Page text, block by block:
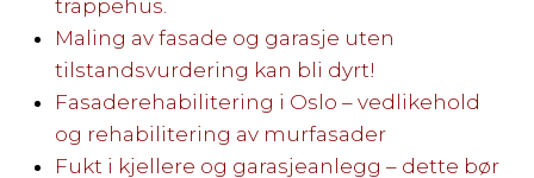
trappehus.
Maling av fasade og garasje uten
tilstandsvurdering kan bli dyrt!
Fasaderehabilitering i Oslo – vedlikehold
og rehabilitering av murfasader
Fukt i kjellere og garasjeanlegg – dette bør